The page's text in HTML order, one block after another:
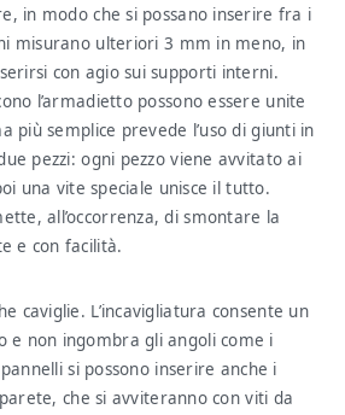
in modo che si possano inserire fra i
misurano ulteriori 3 mm in meno, in
con agio sui supporti interni.
l’armadietto possono essere unite
più semplice prevede l’uso di giunti in
pezzi: ogni pezzo viene avvitato ai
una vite speciale unisce il tutto.
all’occorrenza, di smontare la
e con facilità.
caviglie. L’incavigliatura consente un
e non ingombra gli angoli come i
si possono inserire anche i
che si avviteranno con viti da